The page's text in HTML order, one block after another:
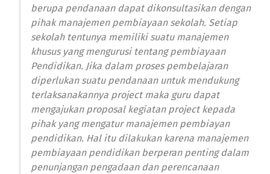
berupa pendanaan dapat dikonsultasikan dengan
pihak manajemen pembiayaan sekolah. Setiap
sekolah tentunya memiliki suatu manajemen
khusus yang mengurusi tentang pembiayaan
Pendidikan. Jika dalam proses pembelajaran
diperlukan suatu pendanaan untuk mendukung
terlaksanakannya project maka guru dapat
mengajukan proposal kegiatan project kepada
pihak yang mengatur manajemen pembiayan
pendidikan. Hal itu dilakukan karena manajemen
pembiayaan pendidikan berperan penting dalam
penunjangan pengadaan dan perencanaan